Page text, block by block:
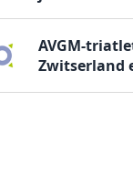
AVGM-
Zwitserland